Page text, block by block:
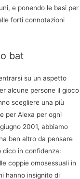
e ponendo le basi per
forti connotazioni
bat
su un aspetto
alcune persone il gioco
scegliere una più
per Alexa per ogni
2001, abbiamo
ben altro da pensare
dico in confidenza:
coppie omosessuali in
hanno insignito di